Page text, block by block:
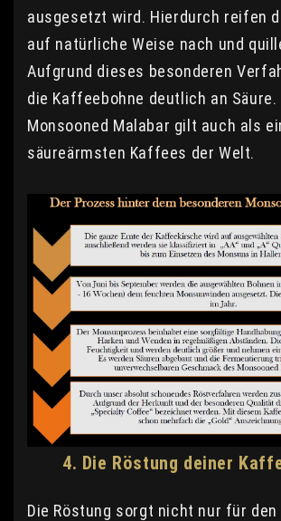
ausgesetzt wird. Hierdurch reifen
auf natürliche Weise nach und
Aufgrund dieses besonderen
die Kaffeebohne deutlich an Säure.
Monsooned Malabar gilt auch als
säureärmsten Kaffees der Welt.
4. Die Röstung deiner
Die Röstung sorgt nicht nur für den